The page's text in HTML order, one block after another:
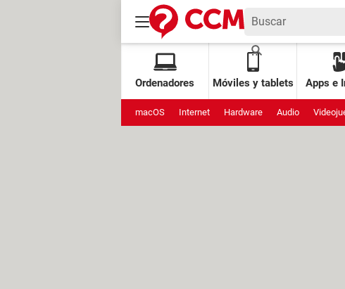
Ordenadores Móviles y tablets Apps e
macOS Internet Hardware Audio